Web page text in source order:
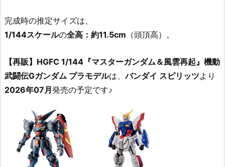
完成時の推定サイズは、
1/144スケールの全高：約11.5cm （頭頂高）。
【再販】HGFC 1/144『マスターガンダム＆風雲再起』機動
武闘伝Gガンダム プラモデルは、バンダイ スピリッツより
2026年07月発売の予定です♪